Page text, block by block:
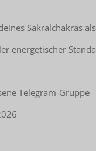
Sakralchakras
energetischer
Telegram-Gruppe